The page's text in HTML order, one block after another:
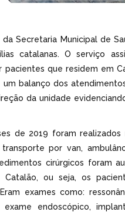
Secretaria Municipal de
catalanas. O serviço
que residem em
balanço dos
da unidade
de 2019 foram realizados
por van,
cirúrgicos foram
ou seja, os
exames como:
exame endoscópico,